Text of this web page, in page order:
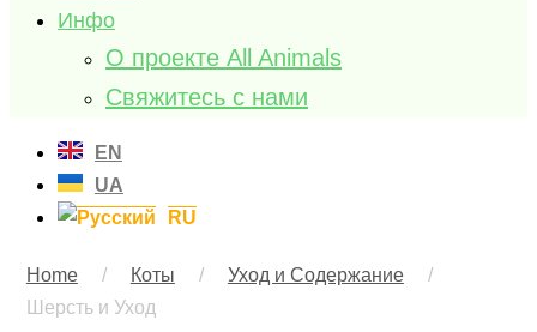
Инфо
О проекте All Animals
Свяжитесь с нами
EN
UA
RU
Home / Коты / Уход и Содержание
/
Шерсть и Уход